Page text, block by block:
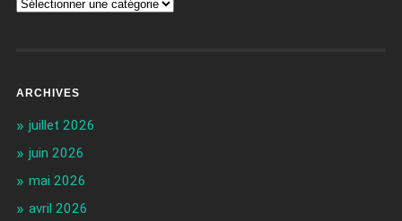
ARCHIVES
juillet 2026
juin 2026
mai 2026
avril 2026